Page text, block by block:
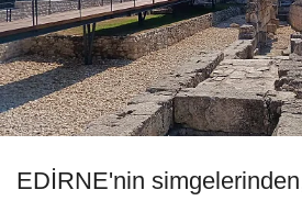
EDİRNE'nin